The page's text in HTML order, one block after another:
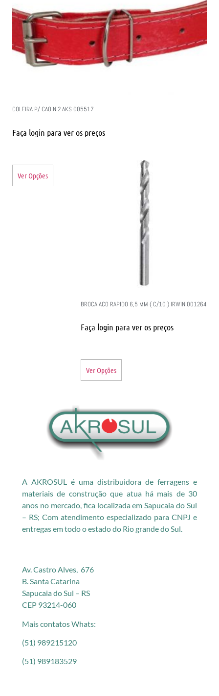
COLEIRA P/ CAO N.2 AKS 005517
Faça login para ver os preços
Ver Opções
BROCA ACO RAPIDO 6,5 MM ( C/10 ) IRWIN 001264
Faça login para ver os preços
Ver Opções
A AKROSUL é uma distribuidora de ferragens e
materiais de construção que atua há mais de 30
anos no mercado, fica localizada em Sapucaia do Sul
– RS; Com atendimento especializado para CNPJ e
entregas em todo o estado do Rio grande do Sul.
Av. Castro Alves, 676
B. Santa Catarina
Sapucaia do Sul – RS
CEP 93214-060
Mais contatos Whats:
(51) 989215120
(51) 989183529